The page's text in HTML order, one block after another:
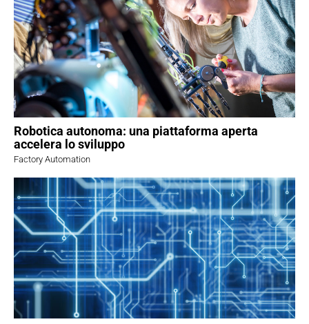
Robotica autonoma: una piattaforma aperta
accelera lo sviluppo
Factory Automation